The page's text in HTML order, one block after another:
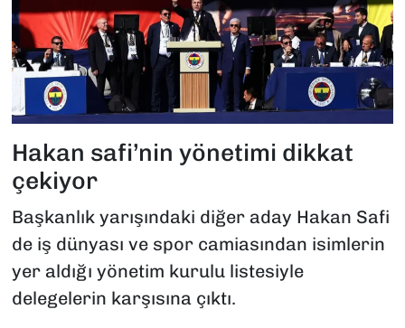
Hakan safi’nin yönetimi dikkat
çekiyor
Başkanlık yarışındaki diğer aday Hakan Safi
de iş dünyası ve spor camiasından isimlerin
yer aldığı yönetim kurulu listesiyle
delegelerin karşısına çıktı.